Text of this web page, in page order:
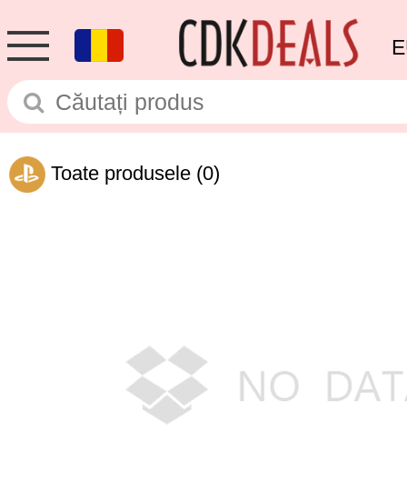
Toate produsele (0)